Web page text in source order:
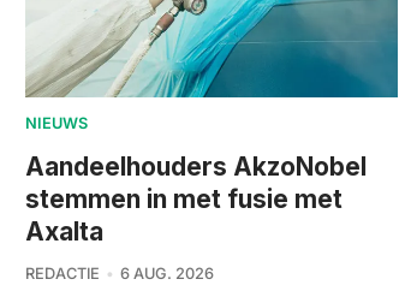
NIEUWS
Aandeelhouders AkzoNobel
stemmen in met fusie met
Axalta
REDACTIE 6 AUG. 2026